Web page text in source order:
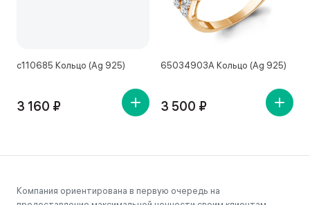
с110685 Кольцо (Ag 925)
3 160 ₽
65034903А Кольцо (Ag 925)
3 500 ₽
Компания ориентирована в первую очередь на